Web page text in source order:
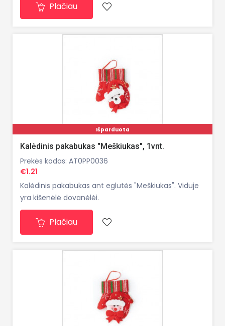
Plačiau
Išparduota
Kalėdinis pakabukas "Meškiukas", 1vnt.
Prekės kodas: AT0PP0036
€1.21
Kalėdinis pakabukas ant eglutės "Meškiukas". Viduje
yra kišenėlė dovanėlėi.
Plačiau